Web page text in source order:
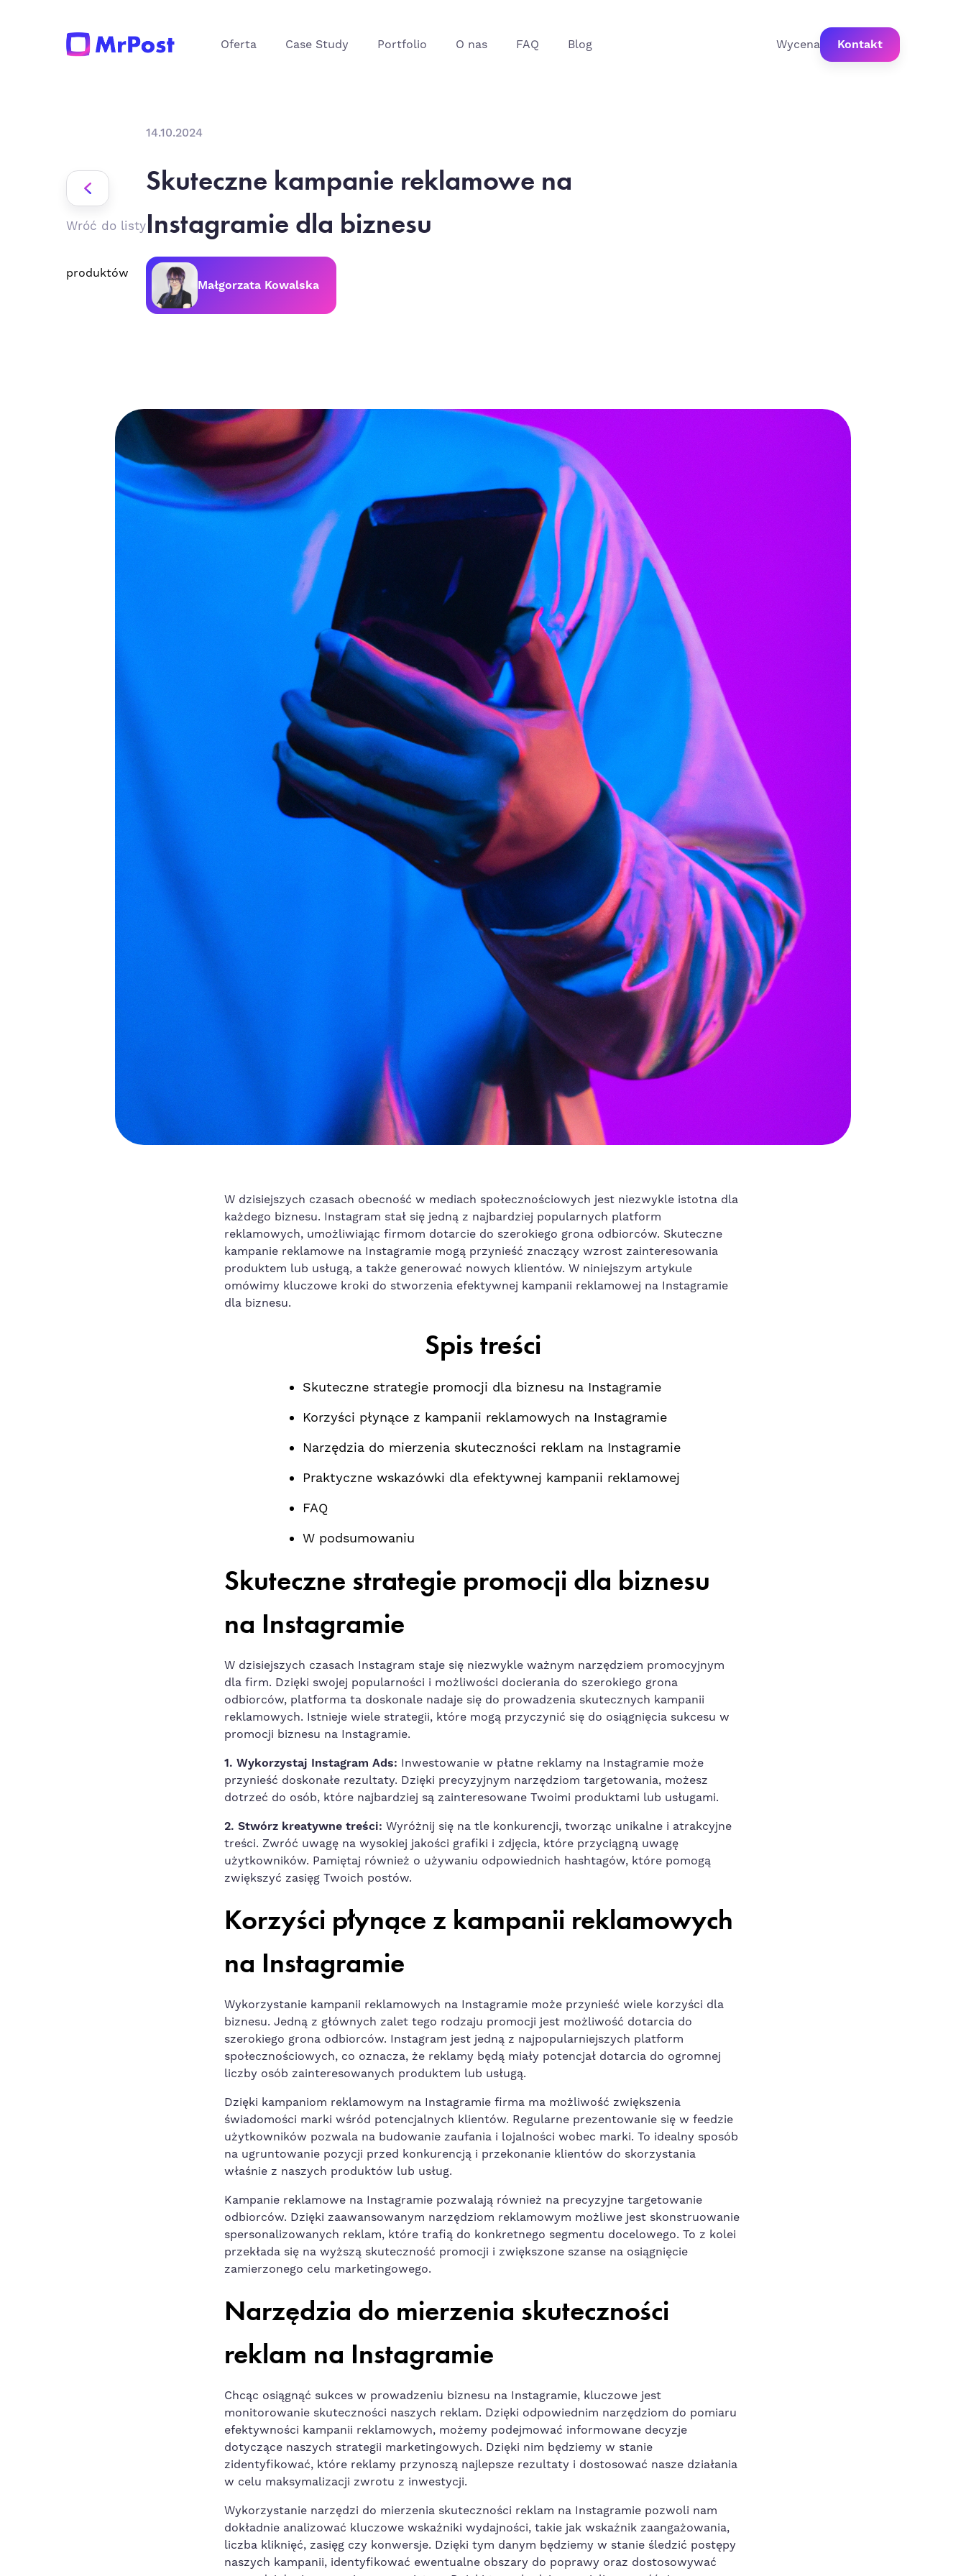
Oferta Case Study Portfolio O nas FAQ Blog Wycena Kontakt
Wróć do listy
produktów
14.10.2024
Skuteczne kampanie reklamowe na
Instagramie dla biznesu
Małgorzata Kowalska
W dzisiejszych czasach obecność w ⁣mediach społecznościowych jest​ niezwykle istotna dla
każdego biznesu. Instagram stał się jedną z najbardziej popularnych​ platform
‌reklamowych, umożliwiając firmom dotarcie do szerokiego grona odbiorców. Skuteczne
kampanie reklamowe na Instagramie mogą przynieść znaczący‌ wzrost​ zainteresowania
produktem lub usługą, a także generować nowych klientów. W niniejszym artykule
omówimy kluczowe kroki do stworzenia efektywnej kampanii reklamowej na Instagramie
dla biznesu.
Spis treści
Skuteczne strategie promocji‌ dla biznesu na Instagramie
Korzyści ⁣płynące z kampanii reklamowych na Instagramie
Narzędzia do mierzenia skuteczności reklam ⁤na Instagramie
Praktyczne ⁣wskazówki dla efektywnej kampanii reklamowej
FAQ
W podsumowaniu
Skuteczne strategie promocji dla biznesu
na Instagramie
W dzisiejszych czasach Instagram staje się​ niezwykle ważnym narzędziem promocyjnym
dla firm. ‌Dzięki swojej popularności i możliwości docierania‍ do szerokiego grona
odbiorców, platforma ta doskonale nadaje się do⁢ prowadzenia skutecznych kampanii
reklamowych. Istnieje wiele strategii, które‌ mogą przyczynić⁢ się do osiągnięcia ‍sukcesu w
promocji biznesu na Instagramie.
1. Wykorzystaj ⁢Instagram Ads: Inwestowanie w ‍płatne reklamy na Instagramie może
przynieść doskonałe rezultaty. Dzięki precyzyjnym narzędziom ‍targetowania, możesz
dotrzeć‌ do osób,‌ które ⁣najbardziej są zainteresowane Twoimi produktami lub usługami.
2. Stwórz kreatywne‌ treści: Wyróżnij się na tle⁣ konkurencji, tworząc unikalne i atrakcyjne
treści. Zwróć uwagę na‌ wysokiej jakości grafiki i zdjęcia, które przyciągną uwagę
⁢użytkowników. Pamiętaj również o używaniu odpowiednich ‍hashtagów, które pomogą‌
zwiększyć zasięg Twoich postów.
Korzyści płynące z kampanii reklamowych⁢
na ​Instagramie
Wykorzystanie kampanii reklamowych na Instagramie może przynieść wiele korzyści dla
biznesu. Jedną z głównych zalet tego rodzaju promocji jest możliwość dotarcia do
szerokiego grona odbiorców. Instagram jest jedną z najpopularniejszych platform
społecznościowych, co oznacza, że reklamy będą miały potencjał⁢ dotarcia do ogromnej
liczby osób zainteresowanych produktem lub usługą.
Dzięki kampaniom reklamowym ​na Instagramie ‌firma⁢ ma możliwość zwiększenia
świadomości marki wśród ‌potencjalnych⁢ klientów. Regularne prezentowanie się w feedzie
‍użytkowników pozwala na budowanie zaufania i lojalności wobec marki. ‌To idealny ⁢sposób
na ‌ugruntowanie pozycji przed‌ konkurencją i przekonanie klientów do skorzystania
właśnie z naszych ‍produktów lub⁣ usług.
Kampanie ⁤reklamowe na Instagramie pozwalają również⁣ na precyzyjne targetowanie
odbiorców. Dzięki zaawansowanym narzędziom reklamowym możliwe jest skonstruowanie
spersonalizowanych reklam,‌ które trafią do konkretnego segmentu docelowego. To z kolei
przekłada się na⁣ wyższą skuteczność⁣ promocji i⁤ zwiększone szanse na osiągnięcie⁢
zamierzonego celu ⁣marketingowego.
Narzędzia do mierzenia ‌skuteczności
reklam na Instagramie
Chcąc osiągnąć sukces w prowadzeniu biznesu ⁣na Instagramie, kluczowe jest⁢
monitorowanie skuteczności‌ naszych reklam. Dzięki odpowiednim‌ narzędziom do pomiaru
efektywności⁢ kampanii reklamowych, możemy podejmować informowane decyzje
dotyczące naszych strategii marketingowych. Dzięki⁣ nim będziemy w stanie
zidentyfikować,⁤ które ⁢reklamy przynoszą najlepsze rezultaty ‍i dostosować‍ nasze działania​
w celu maksymalizacji⁣ zwrotu z inwestycji.
Wykorzystanie narzędzi do mierzenia skuteczności reklam na⁣ Instagramie ⁢pozwoli nam
dokładnie analizować kluczowe wskaźniki ⁣wydajności, takie jak wskaźnik zaangażowania,​
liczba kliknięć, zasięg czy konwersje. Dzięki tym danym ⁤będziemy w stanie ⁣śledzić ‍postępy
naszych kampanii, identyfikować ewentualne obszary do poprawy oraz ‍dostosowywać